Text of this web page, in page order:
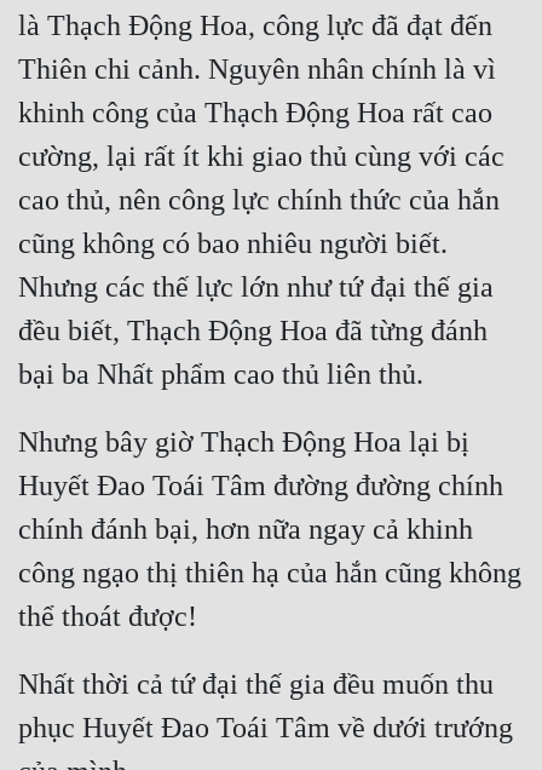
Lịch Sử
Mưu Mô
Mạt Thế
Mỹ Thực
Ngôn Tình
Ngược
Nữ Cường
Nữ Phụ
Phong Thủy - Tâm Linh
Phương Tây
Phản Phái
Quân Sự
Sảng Văn
là Thạch Động Hoa, công lực đã đạt đến
Thiên chi cảnh. Nguyên nhân chính là vì
khinh công của Thạch Động Hoa rất cao
cường, lại rất ít khi giao thủ cùng với các
cao thủ, nên công lực chính thức của hắn
cũng không có bao nhiêu người biết.
Nhưng các thế lực lớn như tứ đại thế gia
đều biết, Thạch Động Hoa đã từng đánh
Nhưng bây giờ Thạch Động Hoa lại bị
Huyết Đao Toái Tâm đường đường chính
chính đánh bại, hơn nữa ngay cả khinh
công ngạo thị thiên hạ của hắn cũng không
Nhất thời cả tứ đại thế gia đều muốn thu
phục Huyết Đao Toái Tâm về dưới trướng